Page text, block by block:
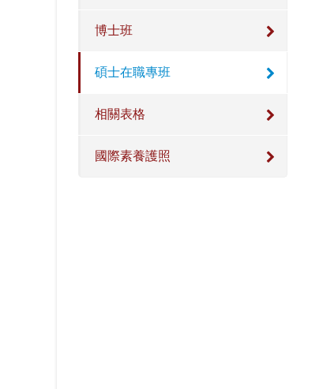
博士班
碩士在職專班
相關表格
國際素養護照